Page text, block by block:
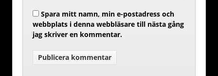
Spara mitt namn, min e-postadress och
webbplats i denna webbläsare till nästa gång
jag skriver en kommentar.